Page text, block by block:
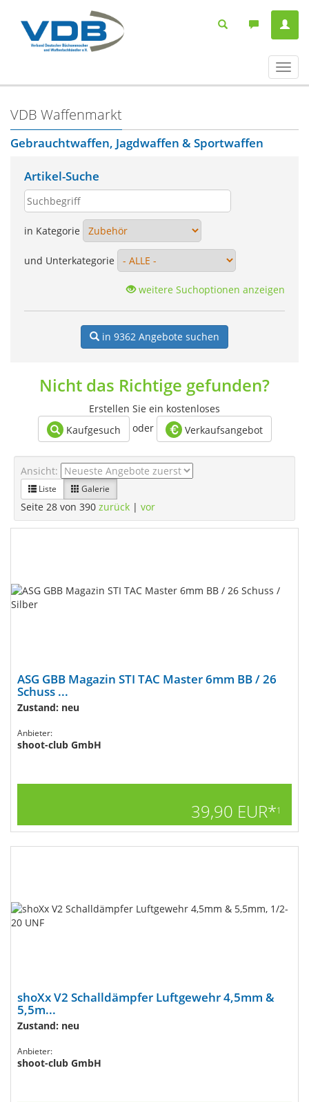
ein-/
VDB Waffenmarkt
Gebrauchtwaffen, Jagdwaffen & Sportwaffen
Artikel-Suche
in Kategorie
und Unterkategorie
weitere Suchoptionen anzeigen
in 9362 Angebote suchen
Nicht das Richtige gefunden?
Erstellen Sie ein kostenloses
Kaufgesuch
oder Verkaufsangebot
Ansicht:
Liste Galerie
Seite 28 von 390 zurück | vor
ASG GBB Magazin STI TAC Master 6mm BB / 26
Schuss ...
Zustand: neu
Anbieter:
shoot-club GmbH
39,90 EUR*1
shoXx V2 Schalldämpfer Luftgewehr 4,5mm &
5,5m...
Zustand: neu
Anbieter:
shoot-club GmbH